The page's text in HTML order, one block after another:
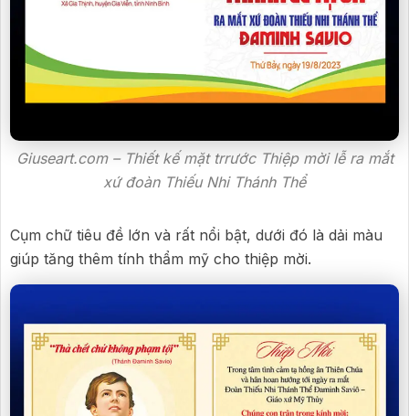
Giuseart.com – Thiết kế mặt trrước Thiệp mời lễ ra mắt
xứ đoàn Thiếu Nhi Thánh Thể
Cụm chữ tiêu đề lớn và rất nổi bật, dưới đó là dải màu
giúp tăng thêm tính thẩm mỹ cho thiệp mời.